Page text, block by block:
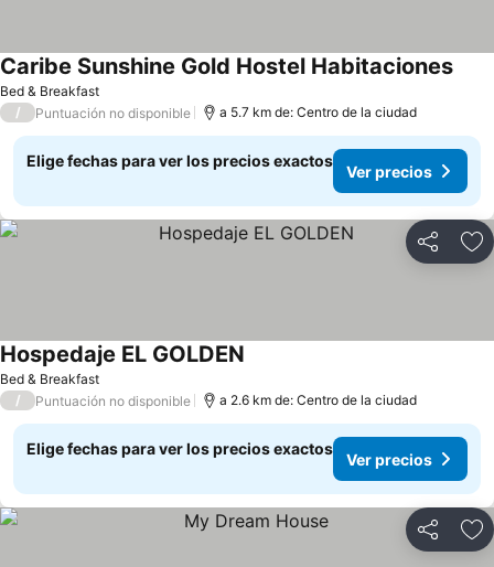
Bed & Breakfast
Caribe Sunshine Gold Hostel Habitaciones
/ Puntuación no disponible a 5.7 km de: Centro de la ciudad
Elige fechas para ver los precios exactos
Ver precios
Compartir
Bed & Breakfast
Hospedaje EL GOLDEN
/ Puntuación no disponible a 2.6 km de: Centro de la ciudad
Elige fechas para ver los precios exactos
Ver precios
Compartir